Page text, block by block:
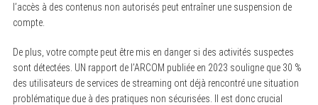
l’accès à des contenus non autorisés peut entraîner une suspension de
compte.
De plus, votre compte peut être mis en danger si des activités suspectes
sont détectées. UN rapport de l’ARCOM publiée en 2023 souligne que 30 %
des utilisateurs de services de streaming ont déjà rencontré une situation
problématique due à des pratiques non sécurisées. Il est donc crucial